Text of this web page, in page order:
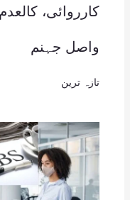
واصل جہنم
تازہ ترین